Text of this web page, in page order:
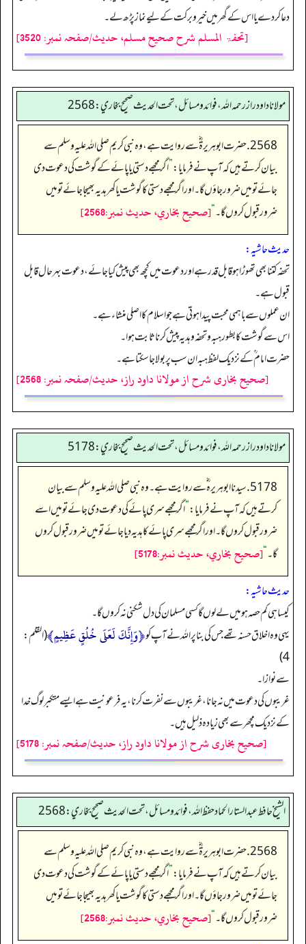
دعا کردے یا اس کے گھر میں خیروبرکت کے لیے نماز پڑھ لے۔
[تحفۃ المسلم شرح صحیح مسلم، حدیث/صفحہ نمبر: 3520]
مولانا داود راز رحمه الله، فوائد و مسائل، تحت الحديث صحيح بخاري: 2568
2568. حضرت ابوہریرۃ ؓ سے روایت ہے، وہ نبی کریم صلی اللہ علیہ وسلم سے
بیان کرتے ہیں کہ آپ نے فرمایا:”اگر مجھے دستی یا پائے کے گوشت کی دعوت دی
جائے تو میں ضرور جاؤں گا۔ اور اگر مجھے دستی کا گوشت یاکھر ہدیہ بھیجا جائے تو میں
ضرور قبول کروں گا۔“[صحيح بخاري، حديث نمبر:2568]
حدیث حاشیہ:
تحفہ کتنا بھی تھوڑا ہو قابل قدر ہے اور دعوت میں کچھ بھی پیش کیا جائے، دعوت بہر حال قابل
قبول ہے۔
ان عملوں سے باہمی محبت پیدا ہوتی ہے جو اسلام کا اصلی منشاء ہے۔
اس سے گوشت کا بطور ہبہ و تحفہ و ہدیہ پیش کرنا ثابت ہوا۔
حضرت امام ؒ کے نزدیک لفظ ہبہ ان سب پر بولا جاسکتا ہے۔
[صحیح بخاری شرح از مولانا داود راز، حدیث/صفحہ نمبر: 2568]
مولانا داود راز رحمه الله، فوائد و مسائل، تحت الحديث صحيح بخاري: 5178
5178. سیدنا ابو ہریرہ ؓ سے روایت ہے۔ وہ نبی صلی اللہ علیہ وسلم سے بیان
کرتے ہیں کہ آپ نے فرمایا:”اگر مجھے سری پائے کی دعوت دی جائے تو میں اسے
ضرور قبول کروں گا۔ اور اگر مجھے سری پائے کا ہدیہ دیا جائے تو میں ضرور قبول کروں
گا۔“[صحيح بخاري، حديث نمبر:5178]
حدیث حاشیہ:
کیسا ہی کم حصہ ہو میں لے لوں گا کسی مسلمان کی دل شکنی نہ کروں گا۔
یہی وہ اخلاق حسنہ تھے جس کی بنا پر اللہ نے آپ کو﴿وَإِنَّكَ لَعَلَى خُلُقٍ عَظِيمٍ﴾(القلم:
4)
سے نوازا۔
غریبوں کی دعوت میں نہ جانا، غریبوں سے نفرت کرنا، یہ فرعونیت ہے ایسے متکبر لوگ خدا
کے نزدیک مچھر سے بھی زیادہ ذلیل ہیں۔
[صحیح بخاری شرح از مولانا داود راز، حدیث/صفحہ نمبر: 5178]
الشيخ حافط عبدالستار الحماد حفظ الله، فوائد و مسائل، تحت الحديث صحيح بخاري:2568
2568. حضرت ابوہریرۃ ؓ سے روایت ہے، وہ نبی کریم صلی اللہ علیہ وسلم سے
بیان کرتے ہیں کہ آپ نے فرمایا:”اگر مجھے دستی یا پائے کے گوشت کی دعوت دی
جائے تو میں ضرور جاؤں گا۔ اور اگر مجھے دستی کا گوشت یاکھر ہدیہ بھیجا جائے تو میں
ضرور قبول کروں گا۔“[صحيح بخاري، حديث نمبر:2568]